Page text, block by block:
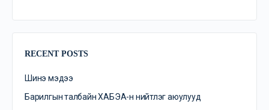
RECENT POSTS
Шинэ мэдээ
Барилгын талбайн ХАБЭА-н нийтлэг аюулууд